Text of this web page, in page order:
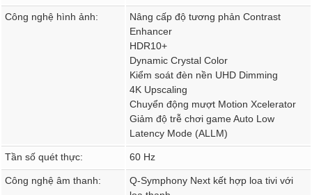
Công nghệ hình ảnh:
Nâng cấp độ tương phản Contrast
Enhancer
HDR10+
Dynamic Crystal Color
Kiểm soát đèn nền UHD Dimming
4K Upscaling
Chuyển động mượt Motion Xcelerator
Giảm độ trễ chơi game Auto Low
Latency Mode (ALLM)
Tần số quét thực: 60 Hz
Công nghệ âm thanh:
Q-Symphony Next kết hợp loa tivi với